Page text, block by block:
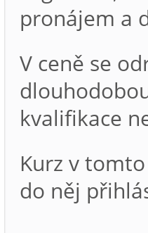
pronájem a
V ceně se
kvalifikace
Kurz v
do něj